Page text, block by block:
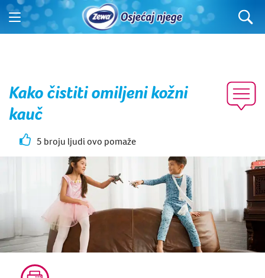
Kako čistiti omiljeni kožni
kauč
5 broju ljudi ovo pomaže